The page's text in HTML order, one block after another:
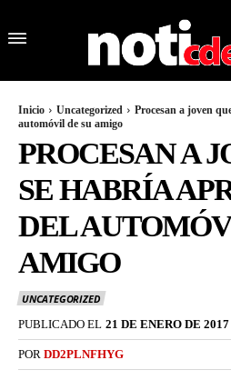
Inicio Uncategorized
Procesan a joven
automóvil de su amigo
PROCESAN A
SE HABRÍA
DEL
AMIGO
UNCATEGORIZED
PUBLICADO EL 21 DE ENERO DE 2017
POR DD2PLNFHYG